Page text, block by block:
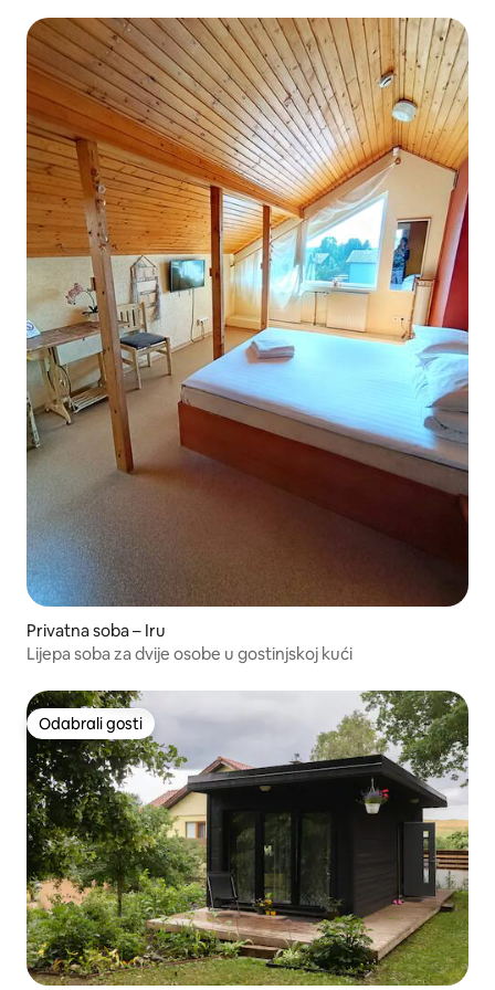
Privatna soba – Iru
Lijepa soba za dvije osobe u gostinjskoj kući
Odabrali gosti
Odabrali gosti